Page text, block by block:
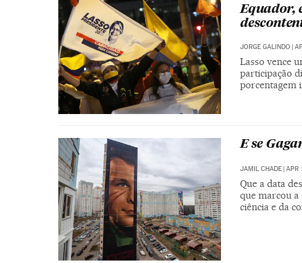
Equador,
JORGE GALINDO |
Lasso vence
participação
porcentagem
E se
JAMIL CHADE | APR
Que a data
que marcou
ciência e da